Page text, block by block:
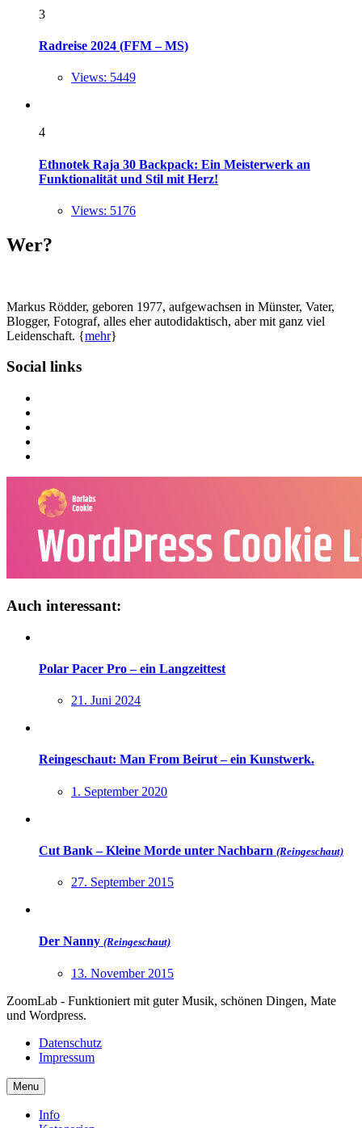
3
Radreise 2024 (FFM – MS)
Views: 5449
4
Ethnotek Raja 30 Backpack: Ein Meisterwerk an
Funktionalität und Stil mit Herz!
Views: 5176
Wer?
Markus Rödder, geboren 1977, aufgewachsen in Münster, Vater,
Blogger, Fotograf, alles eher autodidaktisch, aber mit ganz viel
Leidenschaft. {mehr}
Social links
Auch interessant:
Polar Pacer Pro – ein Langzeittest
21. Juni 2024
Reingeschaut: Man From Beirut – ein Kunstwerk.
1. September 2020
Cut Bank – Kleine Morde unter Nachbarn (Reingeschaut)
27. September 2015
Der Nanny (Reingeschaut)
13. November 2015
ZoomLab - Funktioniert mit guter Musik, schönen Dingen, Mate
und Wordpress.
Datenschutz
Impressum
Menu
Info